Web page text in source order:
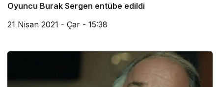
Oyuncu Burak Sergen entübe edildi
21 Nisan 2021 - Çar - 15:38